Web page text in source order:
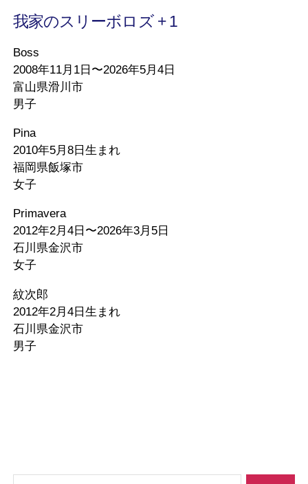
我家のスリーボロズ + 1
Boss
2008年11月1日〜2026年5月4日
富山県滑川市
男子
Pina
2010年5月8日生まれ
福岡県飯塚市
女子
Primavera
2012年2月4日〜2026年3月5日
石川県金沢市
女子
紋次郎
2012年2月4日生まれ
石川県金沢市
男子